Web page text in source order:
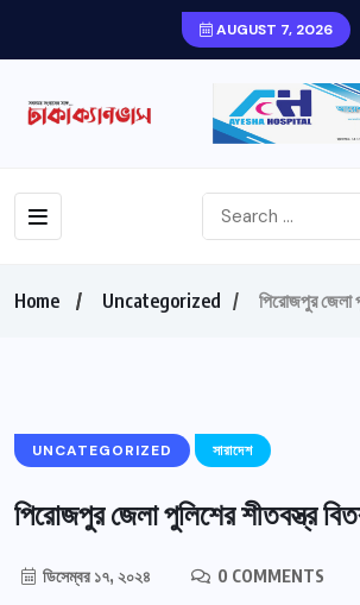
AUGUST 7, 2026
Home Uncategorized পিরোজপুর জেলা
UNCATEGORIZED সারাদেশ
পিরোজপুর জেলা পুলিশের শীতবস্ত্র
ডিসেম্বর ১৭, ২০২৪ 0 COMMENTS